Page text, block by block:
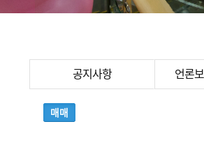
공지사항 언론
매매